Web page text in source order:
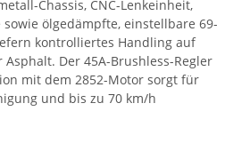
Chassis, CNC-Lenkeinheit,
ölgedämpfte, einstellbare 69-
kontrolliertes Handling auf
Asphalt. Der 45A-Brushless-Regler
mit dem 2852-Motor sorgt für
und bis zu 70 km/h